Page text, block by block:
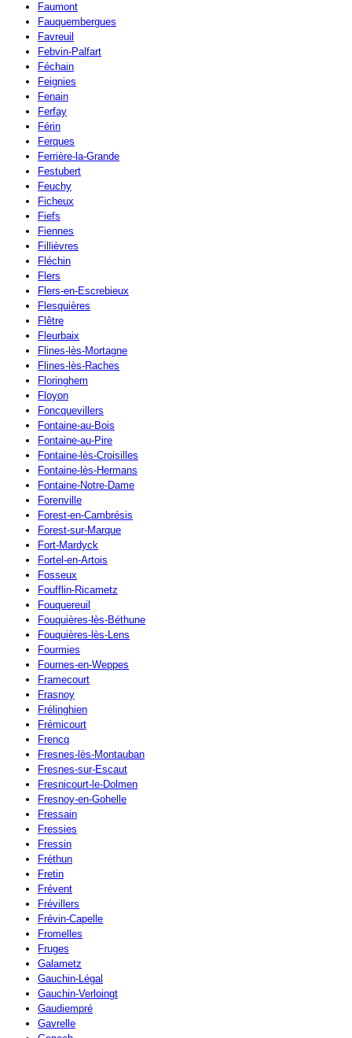
Faumont
Fauquembergues
Favreuil
Febvin-Palfart
Féchain
Feignies
Fenain
Ferfay
Férin
Ferques
Ferrière-la-Grande
Festubert
Feuchy
Ficheux
Fiefs
Fiennes
Fillièvres
Fléchin
Flers
Flers-en-Escrebieux
Flesquières
Flêtre
Fleurbaix
Flines-lès-Mortagne
Flines-lès-Raches
Floringhem
Floyon
Foncquevillers
Fontaine-au-Bois
Fontaine-au-Pire
Fontaine-lès-Croisilles
Fontaine-lès-Hermans
Fontaine-Notre-Dame
Forenville
Forest-en-Cambrésis
Forest-sur-Marque
Fort-Mardyck
Fortel-en-Artois
Fosseux
Foufflin-Ricametz
Fouquereuil
Fouquières-lès-Béthune
Fouquières-lès-Lens
Fourmies
Fournes-en-Weppes
Framecourt
Frasnoy
Frélinghien
Frémicourt
Frencq
Fresnes-lès-Montauban
Fresnes-sur-Escaut
Fresnicourt-le-Dolmen
Fresnoy-en-Gohelle
Fressain
Fressies
Fressin
Fréthun
Fretin
Frévent
Frévillers
Frévin-Capelle
Fromelles
Fruges
Galametz
Gauchin-Légal
Gauchin-Verloingt
Gaudiempré
Gavrelle